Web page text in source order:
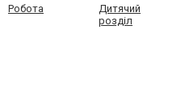
Робота
Дитячий
розділ